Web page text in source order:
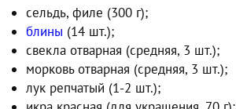
сельдь, филе (300 г);
блины (14 шт.);
свекла отварная (средняя, 3 шт.);
морковь отварная (средняя, 3 шт.);
лук репчатый (1-2 шт.);